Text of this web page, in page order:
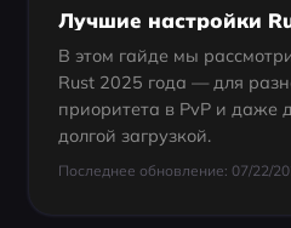
В этом гайде мы
Rust 2025 года — для
приоритета в PvP и даже
долгой загрузкой.
Последнее обновление: 07/22/